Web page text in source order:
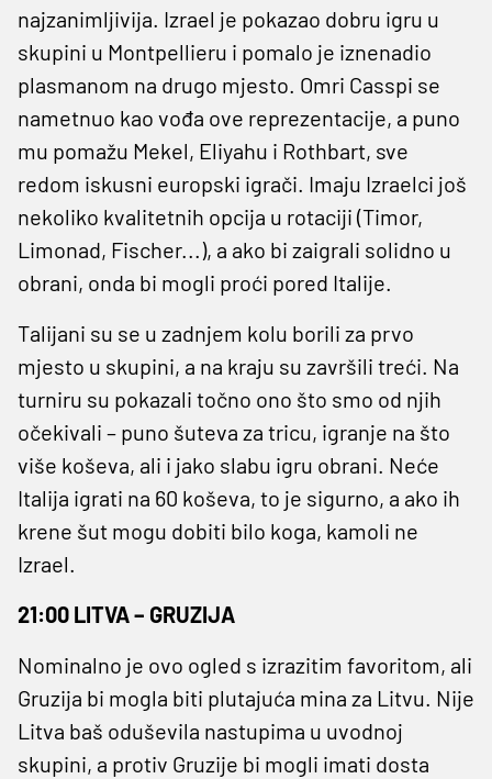
najzanimljivija. Izrael je pokazao dobru igru u
skupini u Montpellieru i pomalo je iznenadio
plasmanom na drugo mjesto. Omri Casspi se
nametnuo kao vođa ove reprezentacije, a puno
mu pomažu Mekel, Eliyahu i Rothbart, sve
redom iskusni europski igrači. Imaju Izraelci još
nekoliko kvalitetnih opcija u rotaciji (Timor,
Limonad, Fischer...), a ako bi zaigrali solidno u
obrani, onda bi mogli proći pored Italije.
Talijani su se u zadnjem kolu borili za prvo
mjesto u skupini, a na kraju su završili treći. Na
turniru su pokazali točno ono što smo od njih
očekivali – puno šuteva za tricu, igranje na što
više koševa, ali i jako slabu igru obrani. Neće
Italija igrati na 60 koševa, to je sigurno, a ako ih
krene šut mogu dobiti bilo koga, kamoli ne
Izrael.
21:00 LITVA – GRUZIJA
Nominalno je ovo ogled s izrazitim favoritom, ali
Gruzija bi mogla biti plutajuća mina za Litvu. Nije
Litva baš oduševila nastupima u uvodnoj
skupini, a protiv Gruzije bi mogli imati dosta